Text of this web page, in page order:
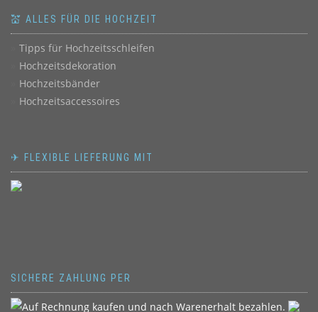
💒 ALLES FÜR DIE HOCHZEIT
Tipps für Hochzeitsschleifen
Hochzeitsdekoration
Hochzeitsbänder
Hochzeitsaccessoires
✈ FLEXIBLE LIEFERUNG MIT
SICHERE ZAHLUNG PER